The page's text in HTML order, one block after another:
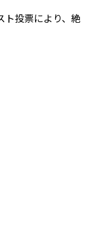
ト投票により、絶